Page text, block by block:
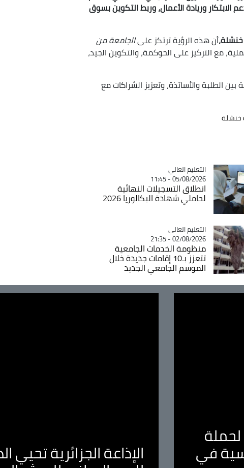
وريادة الأعمال، وربط التكوين بسوق
أن هذه الرؤية ترتكز علىالجامعة من
مع التركيز على الحوكمة، والتكوين الجيد،
الطلبة والأساتذة، وتعزيز الشراكات مع
خنشلة
Catégorie
التعليم العالي
05/08/2026 - 11:45
انطلاق التسجيلات النهائية
لحاملي شهادة البكالوريا 2026
Catégorie
التعليم العالي
02/08/2026 - 21:35
منظومة الخدمات الجامعية
تتعزز بـ10 إقامات جديدة خلال
الموسم الجامعي الجديد
في الإذاعة الجزائرية